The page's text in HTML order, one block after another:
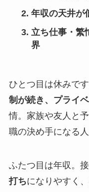
年収の天井が
立ち仕事・繁
界
ひとつ目は休みです
制が続き、プライ
情。家族や友人と
職の決め手になる人
ふたつ目は年収。
打ちになりやすく